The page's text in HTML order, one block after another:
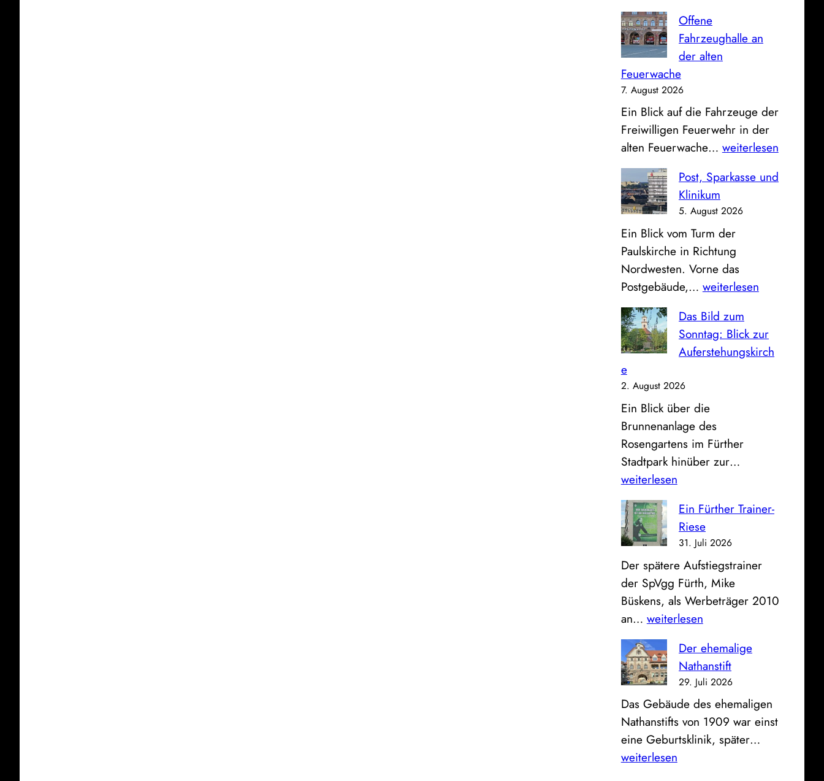
Offene
Fahrzeughalle an
der alten
Feuerwache
7. August 2026
Ein Blick auf die Fahrzeuge der
Freiwilligen Feuerwehr in der
alten Feuerwache… O
f
n
e
F
a
h
z
e
u
l
e
e
a
l
t
n
F
e
u
e
r
w
weiterlesen
Post, Sparkasse und
Klinikum
5. August 2026
Ein Blick vom Turm der
Paulskirche in Richtung
Nordwesten. Vorne das
Postgebäude,… P
s
t
,
a
r
k
a
e
u
d
K
l
i
n
k
m
weiterlesen
Das Bild zum
Sonntag: Blick zur
Auferstehungskirch
e
2. August 2026
Ein Blick über die
Brunnenanlage des
Rosengartens im Fürther
Stadtpark hinüber zur…
B
d
u
o
t
a
g
weiterlesen
Ein Fürther Trainer-
Riese
31. Juli 2026
Der spätere Aufstiegstrainer
der SpVgg Fürth, Mike
Büskens, als Werbeträger 2010
an… E
i
n
F
ü
r
t
h
e
weiterlesen
Der ehemalige
Nathanstift
29. Juli 2026
Das Gebäude des ehemaligen
Nathanstifts von 1909 war einst
eine Geburtsklinik, später…
weiterlesen